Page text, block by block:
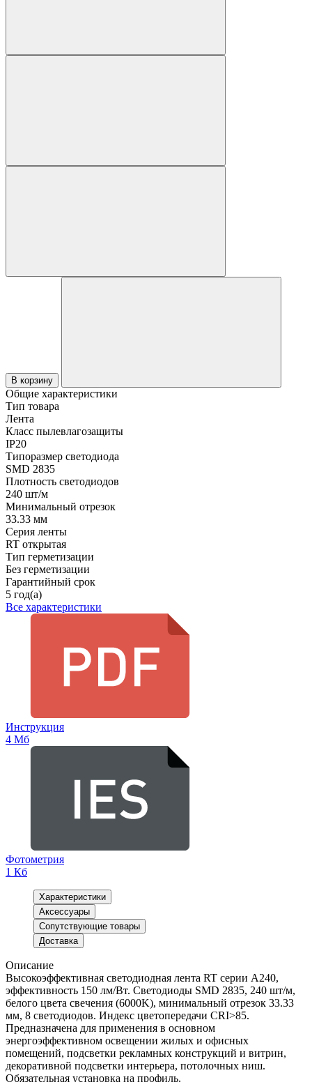
В корзину
Общие характеристики
Тип товара
Лента
Класс пылевлагозащиты
IP20
Типоразмер светодиода
SMD 2835
Плотность светодиодов
240 шт/м
Минимальный отрезок
33.33 мм
Серия ленты
RT открытая
Тип герметизации
Без герметизации
Гарантийный срок
5 год(а)
Все характеристики
Инструкция
4 Мб
Фотометрия
1 Кб
Характеристики
Аксессуары
Сопутствующие товары
Доставка
Описание
Высокоэффективная светодиодная лента RT серии A240,
эффективность 150 лм/Вт. Светодиоды SMD 2835, 240 шт/м,
белого цвета свечения (6000K), минимальный отрезок 33.33
мм, 8 светодиодов. Индекс цветопередачи CRI>85.
Предназначена для применения в основном
энергоэффективном освещении жилых и офисных
помещений, подсветки рекламных конструкций и витрин,
декоративной подсветки интерьера, потолочных ниш.
Обязательная установка на профиль.